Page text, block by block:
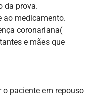
da prova.
ao medicamento.
coronariana(
e mães que
o paciente em repouso